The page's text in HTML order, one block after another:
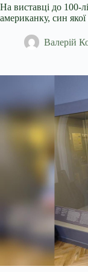
На виставці до 100-
американку, син
Валерій